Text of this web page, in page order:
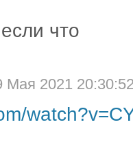
что
Мая 2021